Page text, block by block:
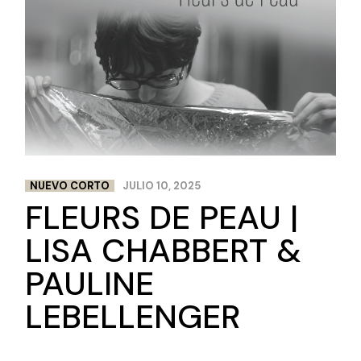
NUEVO CORTO JULIO 10, 2025
FLEURS DE PEAU |
LISA CHABBERT &
PAULINE
LEBELLENGER